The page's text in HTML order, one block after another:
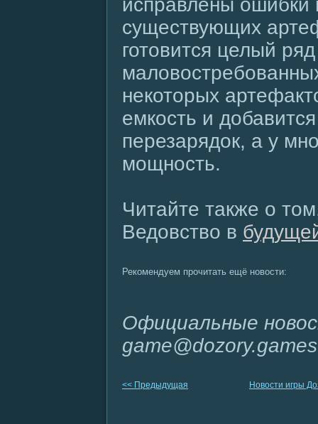
исправлены ошибки
существующих
готовится целый
некоторых
емкость и
перезарядок, а у
мощность.
Читайте также о
Ведовство в
Рекомендуем прочитать ещё новости:
Официальные
game@dozory.games
<< Предыдущая Новости игры